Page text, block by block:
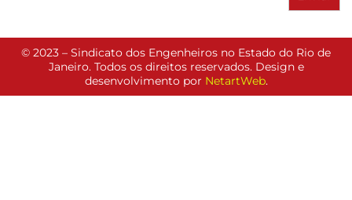
© 2023 – Sindicato dos Engenheiros no Estado do Rio de
Janeiro. Todos os direitos reservados. Design e
desenvolvimento por NetartWeb.